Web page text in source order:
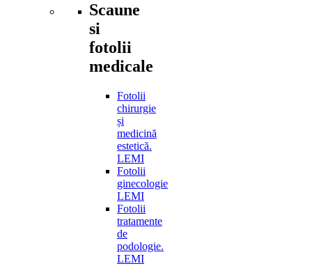
Scaune
si
fotolii
medicale
Fotolii
chirurgie
și
medicină
estetică.
LEMI
Fotolii
ginecologie
LEMI
Fotolii
tratamente
de
podologie.
LEMI